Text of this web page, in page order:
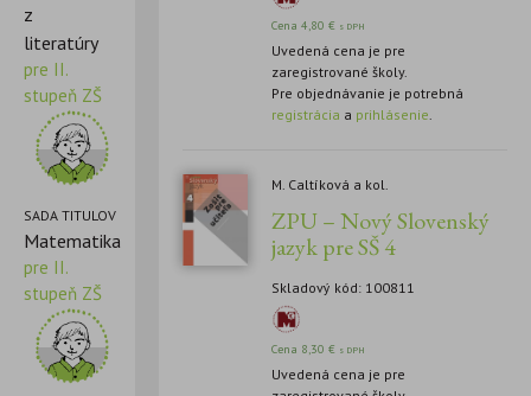
z
literatúry
pre II.
stupeň ZŠ
SADA TITULOV
Matematika
pre II.
stupeň ZŠ
Cena4,80€ s DPH
Uvedená cena je pre
zaregistrované školy.
Pre objednávanie je potrebná
registrácia a prihlásenie.
M. Caltíková a kol.
ZPU – Nový Slovenský
jazyk pre SŠ 4
Skladový kód: 100811
Cena 8,30€ s DPH
Uvedená cena je pre